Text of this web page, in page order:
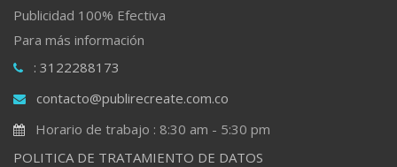
Publicidad 100% Efectiva
Para más información
: 3122288173
contacto@publirecreate.com.co
Horario de trabajo : 8:30 am - 5:30 pm
POLITICA DE TRATAMIENTO DE DATOS